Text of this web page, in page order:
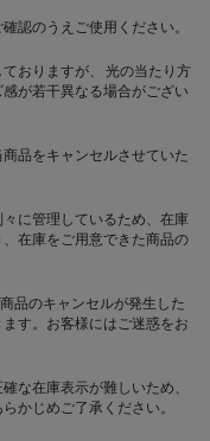
認のうえご使用ください。
おりますが、 光の当たり方
が若干異なる場合がござい
品をキャンセルさせていた
に管理しているため、在庫
在庫をご用意できた商品の
品のキャンセルが発生した
す。お客様にはご迷惑をお
な在庫表示が難しいため、
かじめご了承ください。